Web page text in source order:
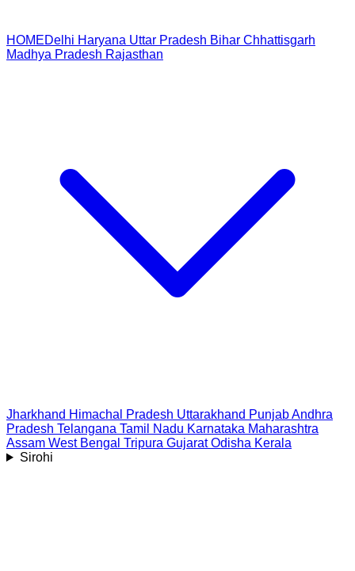
HOMEDelhi Haryana Uttar Pradesh Bihar Chhattisgarh
Madhya Pradesh Rajasthan
Jharkhand Himachal Pradesh Uttarakhand PunjabAndhra
Pradesh Telangana Tamil Nadu Karnataka Maharashtra
Assam West Bengal Tripura Gujarat Odisha Kerala
Sirohi